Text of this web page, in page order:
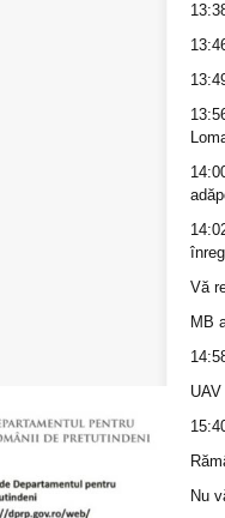
Vă
MB
Nu